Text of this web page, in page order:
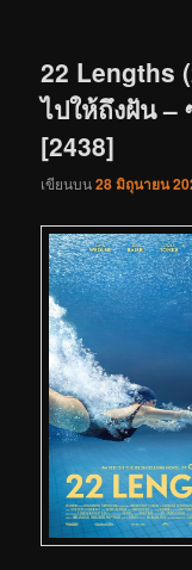
22 Lengths
ไปให้ถึงฝัน –
[2438]
เขียนบน28 มิถุนายน